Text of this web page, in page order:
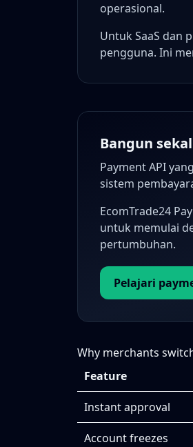
operasional.
Untuk SaaS dan
pengguna. Ini
Bangun
Payment API
sistem
EcomTrade24
untuk memulai
pertumbuhan.
Pelajari
Why merchants
Feature
Instant approval
Account freezes